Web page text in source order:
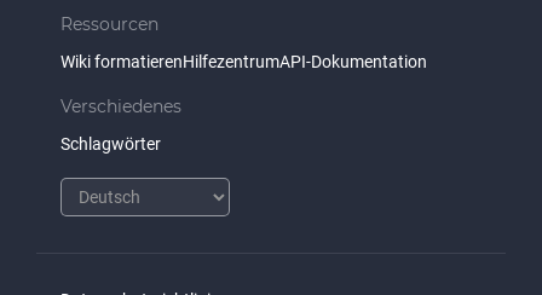
Ressourcen
Wiki formatierenHilfezentrumAPI-Dokumentation
Verschiedenes
Schlagwörter